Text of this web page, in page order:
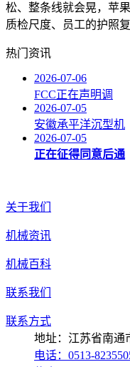
松、整条线就会晃，苹
质检尺度、员工的护照
热门资讯
2026-07-06
FCC正在声明调
2026-07-05
安徽承平洋沉型机
2026-07-05
正在征得同意后通
关于我们
机械资讯
机械百科
联系我们
联系方式
地址：江苏省南通
电话：0513-